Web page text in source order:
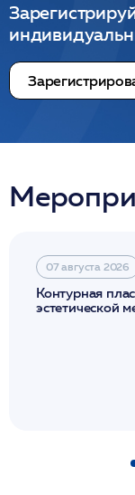
07 августа 2026
Контурная
эстетической